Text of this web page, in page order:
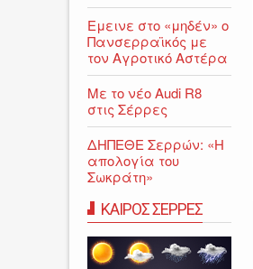
Εμεινε στο «μηδέν» o
Πανσερραϊκός με
τον Αγροτικό Αστέρα
Με το νέο Audi R8
στις Σέρρες
ΔΗΠΕΘΕ Σερρών: «Η
απολογία του
Σωκράτη»
ΚΑΙΡΟΣ ΣΕΡΡΕΣ